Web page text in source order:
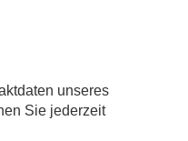
unseres
Sie jederzeit